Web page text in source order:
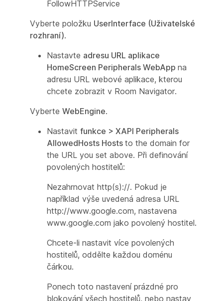
FollowHTTPService
Vyberte položku UserInterface (Uživatelské
rozhraní).
Nastavte adresu URL aplikace
HomeScreen Peripherals WebApp na
adresu URL webové aplikace, kterou
chcete zobrazit v Room Navigator.
Vyberte WebEngine.
Nastavit funkce > XAPI Peripherals
AllowedHosts Hosts to the domain for
the URL you set above. Při definování
povolených hostitelů:
Nezahrnovat http(s)://. Pokud je
například výše uvedená adresa URL
http://www.google.com, nastavena
www.google.com jako povolený hostitel.
Chcete-li nastavit více povolených
hostitelů, oddělte každou doménu
čárkou.
Ponech toto nastavení prázdné pro
blokování všech hostitelů, nebo nastav